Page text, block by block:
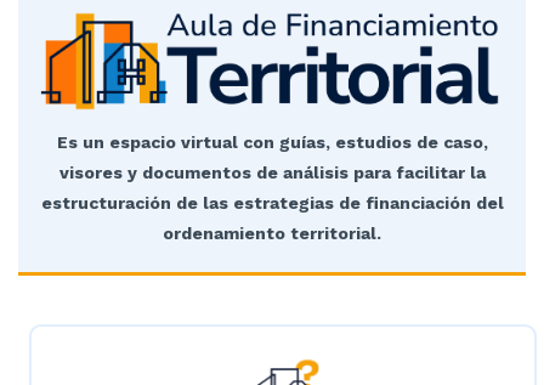
de
financiamiento
Es un espacio virtual con guías, estudios de caso,
visores y documentos de análisis para facilitar la
estructuración de las estrategias de financiación del
ordenamiento territorial.